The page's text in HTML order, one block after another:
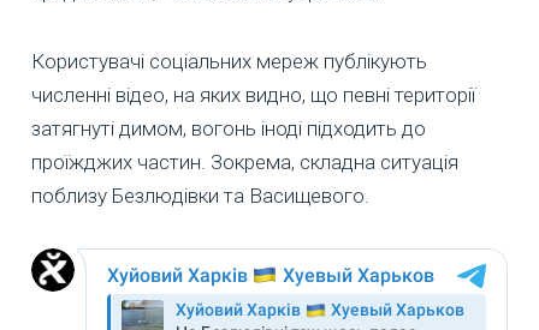
Користувачі соціальних мереж публікують
численні відео, на яких видно, що певні території
затягнуті димом, вогонь іноді підходить до
проїжджих частин. Зокрема, складна ситуація
поблизу Безлюдівки та Васищевого.